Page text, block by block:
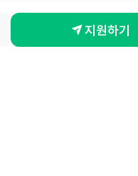
지원하기